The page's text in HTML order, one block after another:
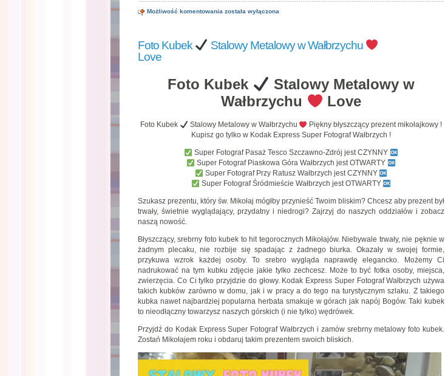
Możliwość komentowania Kubek
zdjęciem
Love
została wyłączona
Foto Kubek
Stalowy Metalowy w Wałbrzychu
Love
Foto Kubek
Stalowy Metalowy w
Wałbrzychu
Love
Foto Kubek Stalowy Metalowy w Wałbrzychu
Piękny błyszczący prezent mikołajkowy !
Kupisz go tylko w Kodak Express Super Fotograf Wałbrzych !
Super Fotograf Pasaż Tesco Szczawno-Zdrój jest CZYNNY
Super Fotograf Piaskowa Góra Wałbrzych jest OTWARTY
Super Fotograf Przy Ratusz Wałbrzych jest CZYNNY
Super Fotograf Śródmieście Wałbrzych jest OTWARTY
Szukasz prezentu, który św. Mikołaj mógłby przynieść Twoim bliskim? Chcesz aby prezent był
trwały, świetnie wyglądający, przydatny i niedrogi? Zajrzyj do naszych oddziałów i zobacz
naszą nowość.
Błyszczący, srebrny foto kubek to hit tegorocznych Mikołajów. Niebywale trwały, nie pęknie w
żadnym plecaku, nie rozbije się spadając z żadnego biurka. Okazały w swojej formie,
przykuwa wzrok każdej osoby. To srebro wygląda naprawdę elegancko. Możemy Ci
nadrukować na tym kubku zdjęcie jakie tylko zechcesz. Może to być fotka osoby, miejsca,
zwierzęcia. Co Ci tylko przyjdzie do głowy. Kodak Express Super Fotograf Wałbrzych używa
takich kubków zarówno w domu, jak i w pracy a do tego na turystycznym szlaku. Z takiego
kubka nawet najbardziej popularna herbata smakuje w górach jak napój Bogów. Taki kubek
to nieodłączny towarzysz naszych górskich (i nie tylko) wędrówek.
Przyjdź do Kodak Express Super Fotograf Wałbrzych i zamów srebrny metalowy foto kubek.
Zostań Mikołajem roku i obdaruj takim prezentem swoich bliskich.